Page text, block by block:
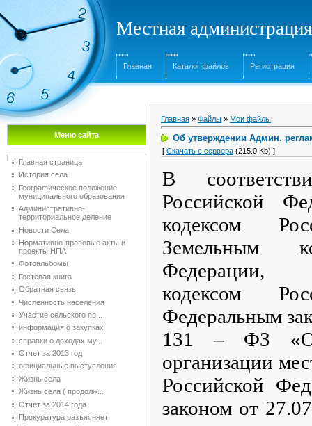
Местная
Главная Каталог файлов Регистрация
Меню сайта
Главная страница
История села
Географическое положение
муниципального образования
Административно-
территориальное деление
Новости Села
Нормативно-правовые акты и
проекты НПА
Фотоальбомы
Гостевая книга
Обратная связь
Численность населения
Участие сельского по...
информация о закупках
справки о доходах му...
Отчет за 2013 год
официальные выступления
Жизнь села
Жизнь села ( продолж...
Отчет за 2014 года
Прокуратура разъясняет
Главная » Файлы » Мои файлы
Об утверждении Админ.
[ Скачать с сервера (215.0 Kb) ]
В
Российской
кодексом
Земельным
Федерации,
кодексом
Федеральным
131 – ФЗ
организации
Российской
законом от